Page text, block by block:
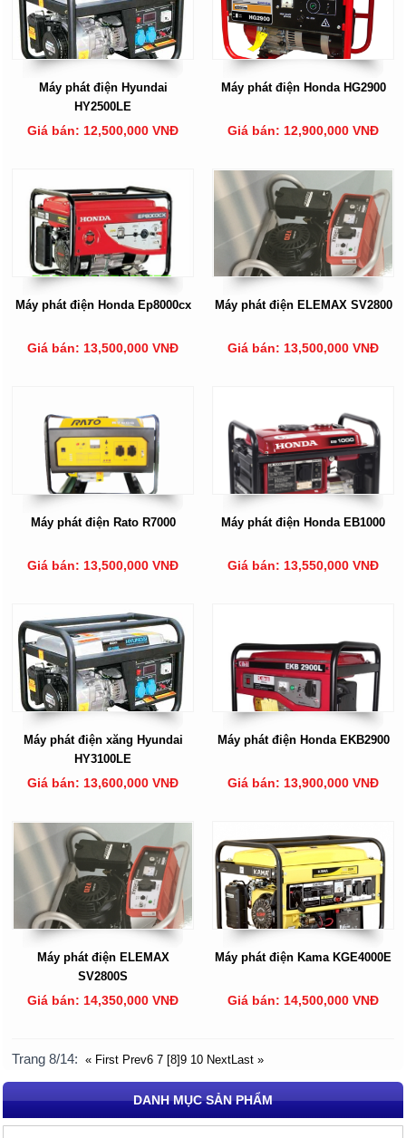
Máy phát điện Hyundai
HY2500LE
Giá bán: 12,500,000 VNĐ
Máy phát điện Honda HG2900
Giá bán: 12,900,000 VNĐ
Máy phát điện Honda Ep8000cx
Giá bán: 13,500,000 VNĐ
Máy phát điện ELEMAX SV2800
Giá bán: 13,500,000 VNĐ
Máy phát điện Rato R7000
Giá bán: 13,500,000 VNĐ
Máy phát điện Honda EB1000
Giá bán: 13,550,000 VNĐ
Máy phát điện xăng Hyundai
HY3100LE
Giá bán: 13,600,000 VNĐ
Máy phát điện Honda EKB2900
Giá bán: 13,900,000 VNĐ
Máy phát điện ELEMAX
SV2800S
Giá bán: 14,350,000 VNĐ
Máy phát điện Kama KGE4000E
Giá bán: 14,500,000 VNĐ
Trang 8/14: « First Prev6 7 [8]9 10 NextLast »
DANH MỤC SẢN PHẨM